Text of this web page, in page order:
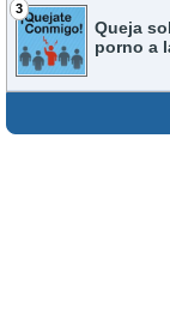
3
Queja
porno a